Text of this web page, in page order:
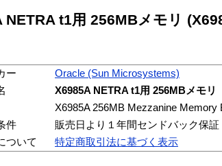
t1用 256MBメモリ
ー
Oracle (Sun Microsystems)
X6985A NETRA t1用 256MBメモリ
X6985A 256MB Mezzanine Memory
件
販売日より１年間センドバック保証
ついて
特定商取引法に基づく表示